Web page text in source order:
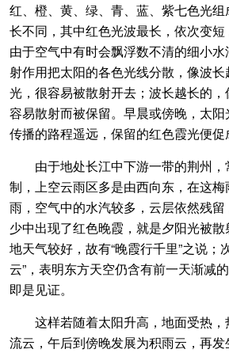
红、橙、黄、绿、青、蓝、紫七色光
长不同，其中红色光波最长，依次变短
由于空气中有时会飘浮数不清的细小
射作用把太阳的各色光线分散，像波
光，很容易被散射开去；波长越长的
容易散射而被保留。早晨或傍晚，太
传播的路程遥远，保留的红色霞光便促
由于地处长江中下游一带的荆州，
制，上空云雨区多是由西向东，在这
雨，空气中的水汽较多，云层依然残
少中出现了红色晚霞，就是夕阳光被
地天气较好，故有“晚霞行千里”之说；
云”，表明东方天空仍含有前一天渐减
即是见证。
这样若随着太阳升高，地面受热，
流云，午后到傍晚发展为积雨云，再